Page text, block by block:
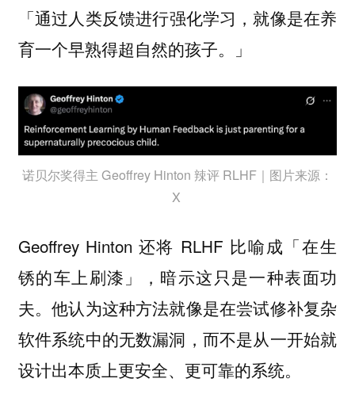
「通过人类反馈进行强化学习，就像是在养
育一个早熟得超自然的孩子。
」
诺贝尔奖得主 Geoffrey Hinton 辣评 RLHF｜图片来源：
X
Geoffrey Hinton 还将 RLHF 比喻成「在生
锈的车上刷漆」，暗示这只是一种表面功
夫。他认为这种方法就像是在尝试修补复杂
软件系统中的无数漏洞，而不是从一开始就
设计出本质上更安全、更可靠的系统。